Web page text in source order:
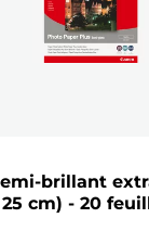
brillant
cm) - 20